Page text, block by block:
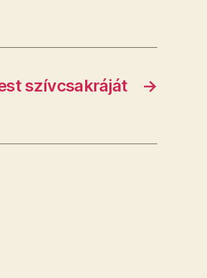
→
szívcsakráját